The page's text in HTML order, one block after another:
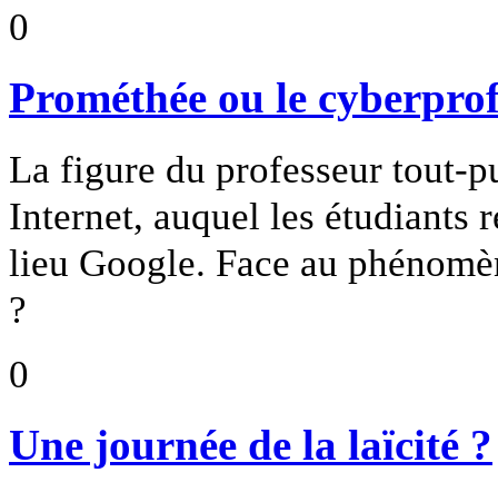
0
Prométhée ou le
La figure du professeur tout-
Internet, auquel les étudiants
lieu Google. Face au
?
0
Une journée de la laïcité ?